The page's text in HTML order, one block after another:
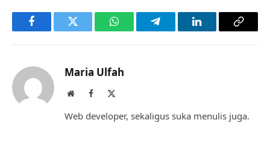
FacebookTwitter WhatsAppTelegramLinkedInCopy
Maria Ulfah
WebsiteFacebook
Web developer, sekaligus suka menulis juga.